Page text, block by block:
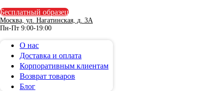
Бесплатный образец
Москва, ул. Нагатинская, д. 3A
Пн-Пт 9:00-19:00
О нас
Доставка и оплата
Корпоративным клиентам
Возврат товаров
Блог